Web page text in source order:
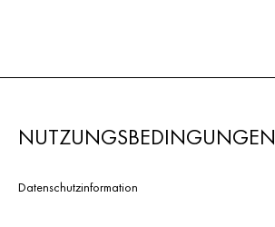
NUTZUNGSBEDINGUNGEN
Datenschutzinformation